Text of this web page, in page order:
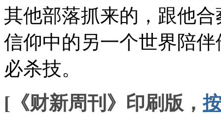
其他部落抓来的，跟他
信仰中的另一个世界陪
必杀技。
[《财新周刊》印刷版，